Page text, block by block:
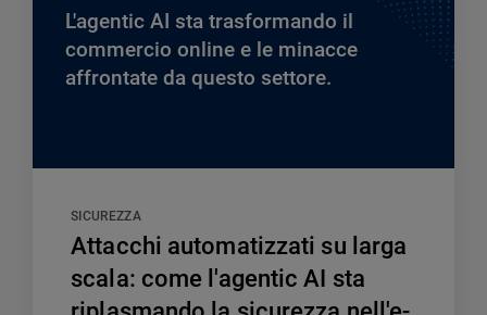
L'agentic AI sta trasformando il
commercio online e le minacce
affrontate da questo settore.
SICUREZZA
Attacchi automatizzati su larga
scala: come l'agentic AI sta